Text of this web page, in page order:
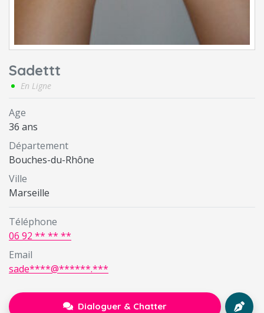
Sadettt
En Ligne
Age
36 ans
Département
Bouches-du-Rhône
Ville
Marseille
Téléphone
06 92 ** ** **
Email
sade****@******.***
Dialoguer & Chatter